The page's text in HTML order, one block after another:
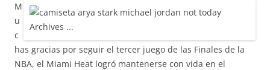
M
u
c
has gracias por seguir el tercer juego de las Finales de la
NBA, el Miami Heat logró mantenerse con vida en el